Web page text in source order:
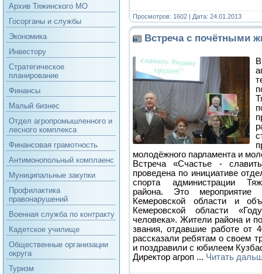
Архив Тяжинского МО
Госорганы и службы
Экономика
Инвестору
Стратегическое
планирование
Финансы
Малый бизнес
Отдел агропромышленного и
лесного комплекса
Финансовая грамотность
Антимонопольный комплаенс
Муниципальные закупки
Профилактика
правонарушений
Военная служба по контракту
Кадетское училище
Общественные организации
округа
Туризм
Просмотров: 1602 | Дата: 24.01.2013
Встреча с почётными
молодёжного парламента и
Встреча «Счастье -
проведена по инициативе
спорта администрации
района. Это мероприятие
Кемеровской области и
Кемеровской области
человека». Жители района и
звания, отдавшие работе от
рассказали ребятам о своем
и поздравили с юбилеем
Директор агроп ... Читать